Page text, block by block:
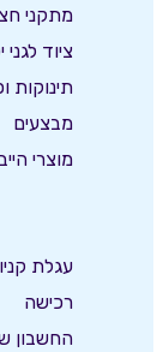
מתקני
ציוד לגני
תינוקות
מבצעים
מוצרי
עגלת
רכישה
החשבון